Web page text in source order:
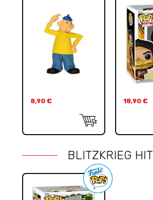
8,90 € 18,90 €
BLITZKRIEG HIT